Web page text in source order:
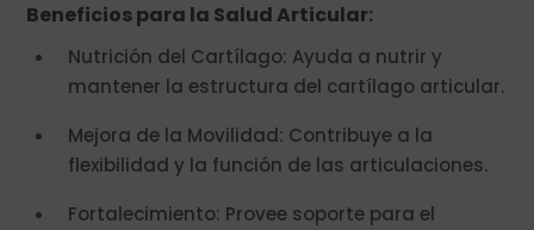
Beneficios para la Salud Articular:
Nutrición del Cartílago: Ayuda a nutrir y
mantener la estructura del cartílago articular.
Mejora de la Movilidad: Contribuye a la
flexibilidad y la función de las articulaciones.
Fortalecimiento: Provee soporte para el